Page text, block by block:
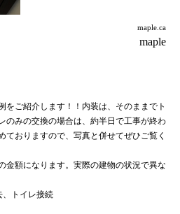
maple.ca
maple
をご紹介します！！内装は、そのままでト
のみの交換の場合は、約半日で工事が終わ
ておりますので、写真と併せてぜひご覧く
額になります。実際の建物の状況で異な
、トイレ接続